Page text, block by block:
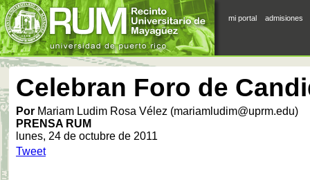
mi portal admisiones
Celebran Foro de
Por Mariam Ludim Rosa Vélez (mariamludim@uprm.edu)
PRENSA RUM
lunes, 24 de octubre de 2011
Tweet